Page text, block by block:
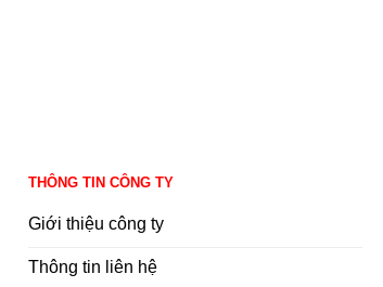
THÔNG TIN CÔNG TY
Giới thiệu công ty
Thông tin liên hệ